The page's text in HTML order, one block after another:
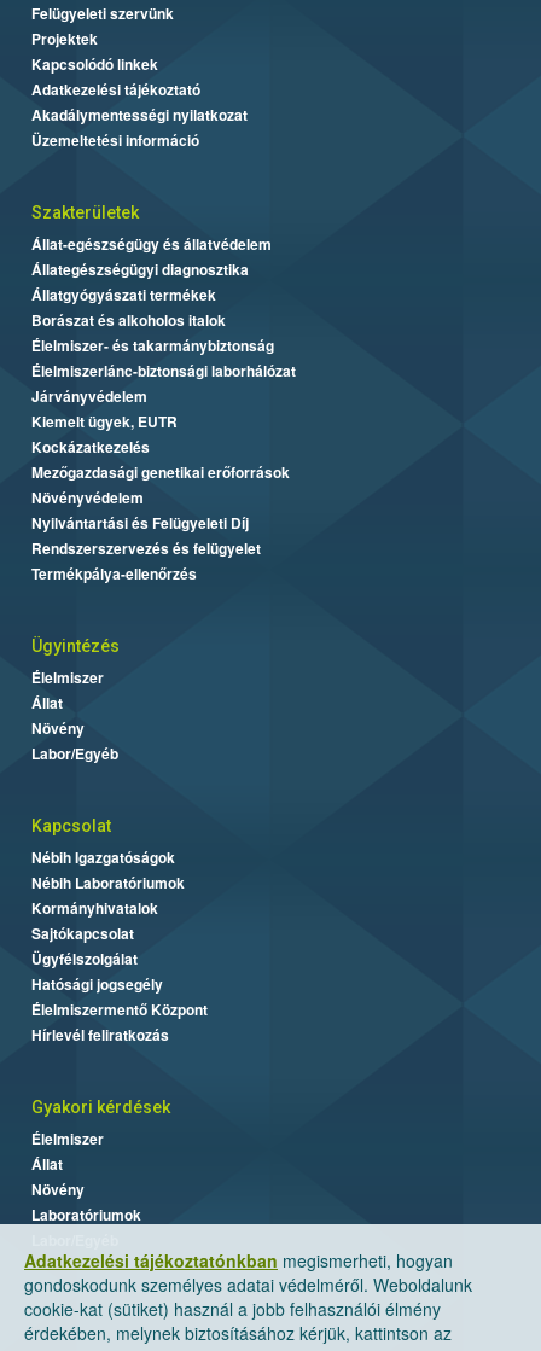
Adatkezelési tájékoztatónkban megismerheti, hogyan
gondoskodunk személyes adatai védelméről. Weboldalunk
cookie-kat (sütiket) használ a jobb felhasználói élmény
érdekében, melynek biztosításához kérjük, kattintson az
Felügyeleti szervünk
Projektek
Kapcsolódó linkek
Adatkezelési tájékoztató
Akadálymentességi nyilatkozat
Üzemeltetési információ
Szakterületek
Állat-egészségügy és állatvédelem
Állategészségügyi diagnosztika
Állatgyógyászati termékek
Borászat és alkoholos italok
Élelmiszer- és takarmánybiztonság
Élelmiszerlánc-biztonsági laborhálózat
Járványvédelem
Kiemelt ügyek, EUTR
Kockázatkezelés
Mezőgazdasági genetikai erőforrások
Növényvédelem
Nyilvántartási és Felügyeleti Díj
Rendszerszervezés és felügyelet
Termékpálya-ellenőrzés
Ügyintézés
Élelmiszer
Állat
Növény
Labor/Egyéb
Kapcsolat
Nébih Igazgatóságok
Nébih Laboratóriumok
Kormányhivatalok
Sajtókapcsolat
Ügyfélszolgálat
Hatósági jogsegély
Élelmiszermentő Központ
Hírlevél feliratkozás
Gyakori kérdések
Élelmiszer
Állat
Növény
Laboratóriumok